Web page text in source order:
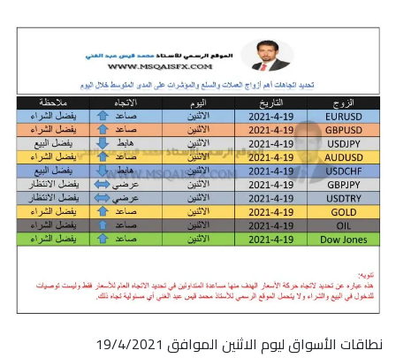
نطاقات الأسواق ليوم الاثنين الموافق 19/4/2021